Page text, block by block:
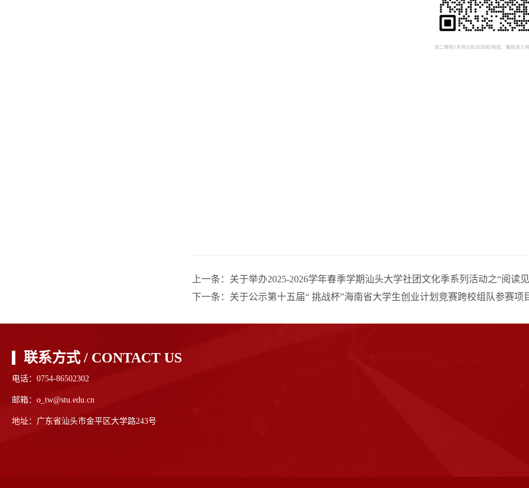
上一条： 关于举办2025-2026学年春季学期汕头大学社团文化季系列活动之“阅读
下一条： 关于公示第十五届“ 挑战杯”海南省大学生创业计划竞赛跨校组队参赛项
联系方式 / CONTACT US
电话：0754-86502302
邮箱：o_tw@stu.edu.cn
地址：广东省汕头市金平区大学路243号